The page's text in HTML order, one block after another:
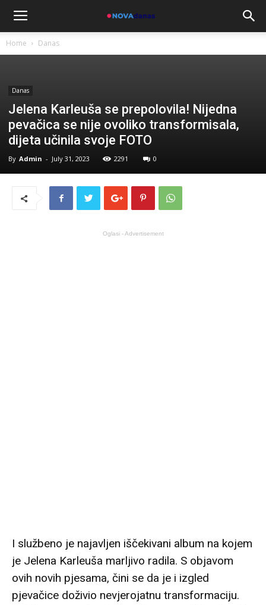
Home Danas
Danas
Jelena Karleuša se prepolovila! Nijedna
pevačica se nije ovoliko transformisala,
dijeta učinila svoje FOTO
By Admin - July 31, 2023 2291 0
Oglasi - Advertisement
I službeno je najavljen iščekivani album na kojem
je Jelena Karleuša marljivo radila. S objavom
ovih novih pjesama, čini se da je i izgled
pjevačice doživio nevjerojatnu transformaciju.